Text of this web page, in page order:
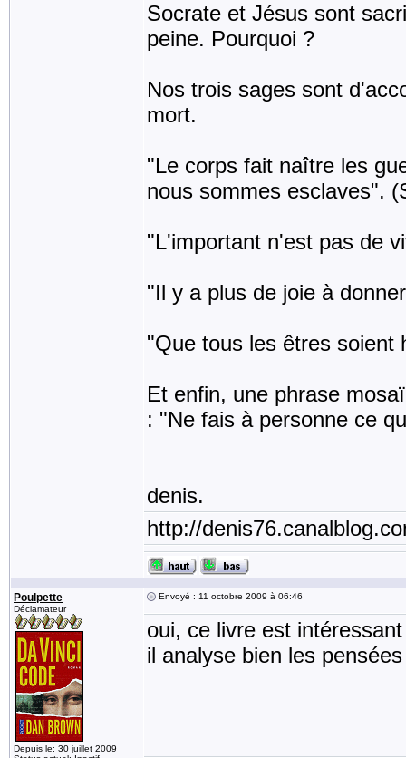
Socrate et Jésus sont
peine. Pourquoi ?
Nos trois sages sont
mort.
"Le corps fait naître les
nous sommes esclaves".
"L'important n'est pas de
"Il y a plus de joie à
"Que tous les êtres soient
Et enfin, une phrase
: "Ne fais à personne ce
denis.
http://
Poulpette
Déclamateur
Depuis le: 30 juillet 2009
Envoyé : 11 octobre 2009 à 06:46
oui, ce livre est
il analyse bien les